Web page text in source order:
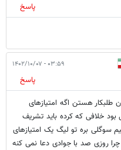
پاسخ
۰۳:۵۹ - ۱۴۰۲/۱۰/۰۷
پاسخ
طلبکار هستن اگه امتیازهای
بود خلافی که کرده باید تشریف
سوگلی بره تو لیگ یک امتیازهای
روزی صد با جوادی دعا نمی کنه